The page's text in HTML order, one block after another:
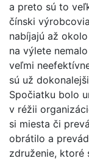
a preto sú to
čínski
nabíjajú až
na výlete
veľmi
sú už
Spočiatku bolo
v réžii
si miesta či
obrátilo a
združenie, ktoré